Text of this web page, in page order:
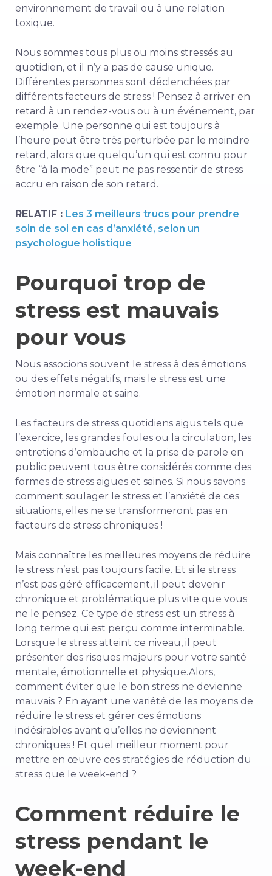
environnement de travail ou à une relation
toxique.
Nous sommes tous plus ou moins stressés au
quotidien, et il n’y a pas de cause unique.
Différentes personnes sont déclenchées par
différents facteurs de stress ! Pensez à arriver en
retard à un rendez-vous ou à un événement, par
exemple. Une personne qui est toujours à
l’heure peut être très perturbée par le moindre
retard, alors que quelqu’un qui est connu pour
être “à la mode” peut ne pas ressentir de stress
accru en raison de son retard.
RELATIF : Les 3 meilleurs trucs pour prendre
soin de soi en cas d’anxiété, selon un
psychologue holistique
Pourquoi trop de
stress est mauvais
pour vous
Nous associons souvent le stress à des émotions
ou des effets négatifs, mais le stress est une
émotion normale et saine.
Les facteurs de stress quotidiens aigus tels que
l’exercice, les grandes foules ou la circulation, les
entretiens d’embauche et la prise de parole en
public peuvent tous être considérés comme des
formes de stress aiguës et saines. Si nous savons
comment soulager le stress et l’anxiété de ces
situations, elles ne se transformeront pas en
facteurs de stress chroniques !
Mais connaître les meilleures moyens de réduire
le stress n’est pas toujours facile. Et si le stress
n’est pas géré efficacement, il peut devenir
chronique et problématique plus vite que vous
ne le pensez. Ce type de stress est un stress à
long terme qui est perçu comme interminable.
Lorsque le stress atteint ce niveau, il peut
présenter des risques majeurs pour votre santé
mentale, émotionnelle et physique.Alors,
comment éviter que le bon stress ne devienne
mauvais ? En ayant une variété de les moyens de
réduire le stress et gérer ces émotions
indésirables avant qu’elles ne deviennent
chroniques ! Et quel meilleur moment pour
mettre en œuvre ces stratégies de réduction du
stress que le week-end ?
Comment réduire le
stress pendant le
week-end